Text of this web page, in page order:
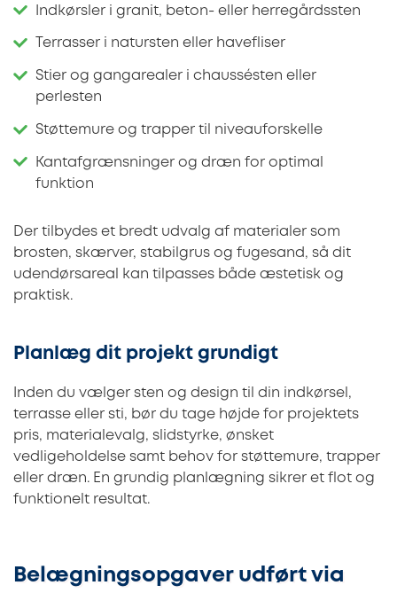
Indkørsler i granit, beton- eller herregårdssten
Terrasser i natursten eller havefliser
Stier og gangarealer i chaussésten eller
perlesten
Støttemure og trapper til niveauforskelle
Kantafgrænsninger og dræn for optimal
funktion
Der tilbydes et bredt udvalg af materialer som
brosten, skærver, stabilgrus og fugesand, så dit
udendørsareal kan tilpasses både æstetisk og
praktisk.
Planlæg dit projekt grundigt
Inden du vælger sten og design til din indkørsel,
terrasse eller sti, bør du tage højde for projektets
pris, materialevalg, slidstyrke, ønsket
vedligeholdelse samt behov for støttemure, trapper
eller dræn. En grundig planlægning sikrer et flot og
funktionelt resultat.
Belægningsopgaver udført via